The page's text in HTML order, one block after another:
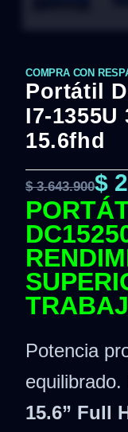
COMPRA CON
Portátil
I7-1355U
15.6fhd
$3.643.900$
Potencia
15.6” Full